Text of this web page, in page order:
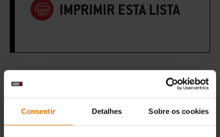
Consentir Detalhes Sobre os cookies
IMPRIMIR ESTA LISTA
Acessórios